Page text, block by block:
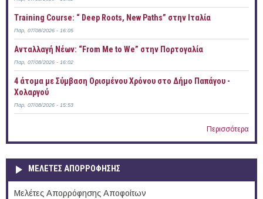
Training Course: “ Deep Roots, New Paths” στην Ιταλία
Παρ, 07/08/2026 - 16:05
Ανταλλαγή Νέων: “From Me to We” στην Πορτογαλία
Παρ, 07/08/2026 - 16:02
4 άτομα με Σύμβαση Ορισμένου Χρόνου στο Δήμο Παπάγου -
Χολαργού
Παρ, 07/08/2026 - 15:53
Περισσότερα
ΜΕΛΕΤΕΣ ΑΠΟΡΡΟΦΗΣΗΣ
Μελέτες Απορρόφησης Αποφοίτων